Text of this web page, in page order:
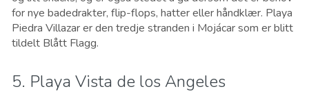
for nye badedrakter, flip-flops, hatter eller håndklær. Playa
Piedra Villazar er den tredje stranden i Mojácar som er blitt
tildelt Blått Flagg.
5. Playa Vista de los Angeles